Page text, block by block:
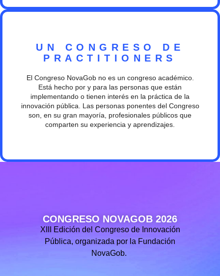
UN CONGRESO DE
PRACTITIONERS
El Congreso NovaGob no es un congreso académico.
Está hecho por y para las personas que están
implementando o tienen interés en la práctica de la
innovación pública. Las personas ponentes del Congreso
son, en su gran mayoría, profesionales públicos que
comparten su experiencia y aprendizajes.
CONGRESO NOVAGOB 2026
XIII Edición del Congreso de Innovación
Pública, organizada por la Fundación
NovaGob.